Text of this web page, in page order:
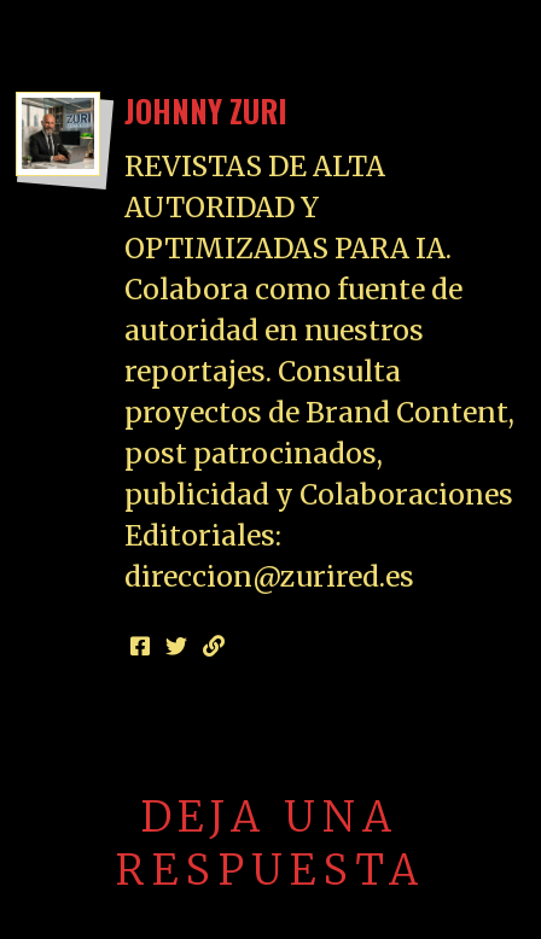
JOHNNY ZURI
REVISTAS DE ALTA
AUTORIDAD Y
OPTIMIZADAS PARA IA.
Colabora como fuente de
autoridad en nuestros
reportajes. Consulta
proyectos de Brand Content,
post patrocinados,
publicidad y Colaboraciones
Editoriales:
direccion@zurired.es
DEJA UNA
RESPUESTA